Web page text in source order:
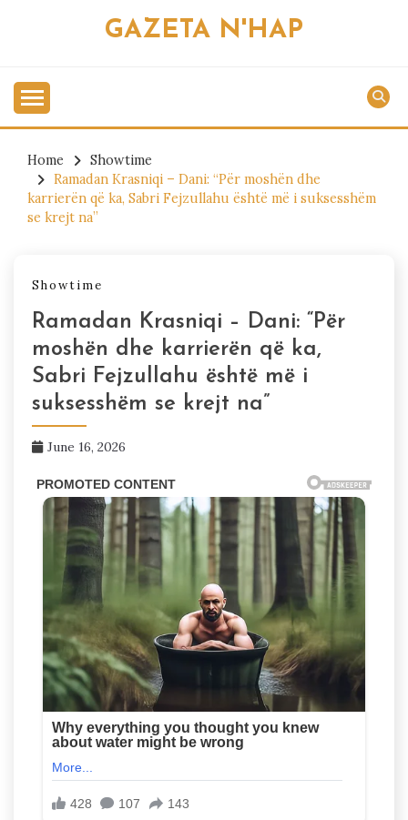
GAZETA N'HAP
Home
Showtime
Ramadan Krasniqi – Dani: “Për moshën dhe
karrierën që ka, Sabri Fejzullahu është më i suksesshëm
se krejt na”
Showtime
Ramadan Krasniqi – Dani: “Për
moshën dhe karrierën që ka,
Sabri Fejzullahu është më i
suksesshëm se krejt na”
June 16, 2026